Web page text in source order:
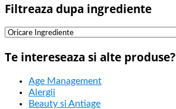
Filtreaza dupa ingrediente
Te intereseaza si alte produse?
Age Management
Alergii
Beauty si Antiage